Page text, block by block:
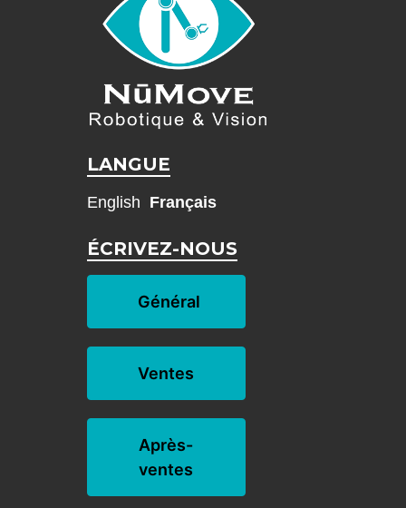
LANGUE
English Français
ÉCRIVEZ-NOUS
Général
Ventes
Après-
ventes